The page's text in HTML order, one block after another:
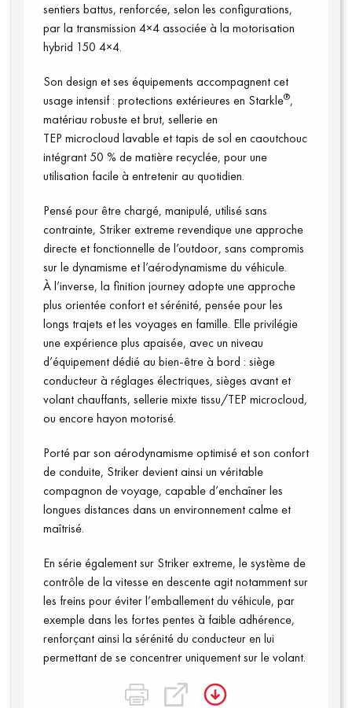
sentiers battus, renforcée, selon les configurations,
par la transmission 4×4 associée à la motorisation
hybrid 150 4×4.
Son design et ses équipements accompagnent cet
usage intensif : protections extérieures en Starkle®,
matériau robuste et brut, sellerie en
TEP microcloud lavable et tapis de sol en caoutchouc
intégrant 50 % de matière recyclée, pour une
utilisation facile à entretenir au quotidien.
Pensé pour être chargé, manipulé, utilisé sans
contrainte, Striker extreme revendique une approche
directe et fonctionnelle de l’outdoor, sans compromis
sur le dynamisme et l’aérodynamisme du véhicule.
À l’inverse, la finition journey adopte une approche
plus orientée confort et sérénité, pensée pour les
longs trajets et les voyages en famille. Elle privilégie
une expérience plus apaisée, avec un niveau
d’équipement dédié au bien-être à bord : siège
conducteur à réglages électriques, sièges avant et
volant chauffants, sellerie mixte tissu/TEP microcloud,
ou encore hayon motorisé.
Porté par son aérodynamisme optimisé et son confort
de conduite, Striker devient ainsi un véritable
compagnon de voyage, capable d’enchaîner les
longues distances dans un environnement calme et
maîtrisé.
En série également sur Striker extreme, le système de
contrôle de la vitesse en descente agit notamment sur
les freins pour éviter l’emballement du véhicule, par
exemple dans les fortes pentes à faible adhérence,
renforçant ainsi la sérénité du conducteur en lui
permettant de se concentrer uniquement sur le volant.